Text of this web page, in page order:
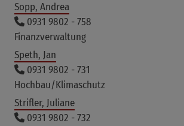
Sopp, Andrea
0931 9802 - 758
Finanzverwaltung
Speth, Jan
0931 9802 - 731
Hochbau/Klimaschutz
Strifler, Juliane
0931 9802 - 732